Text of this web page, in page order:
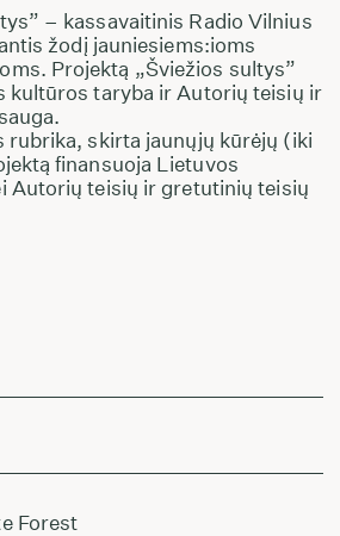
– kassavaitinis Radio Vilnius
žodį jauniesiems:ioms
Projektą „Šviežios sultys”
kultūros taryba ir Autorių teisių ir
rubrika, skirta jaunųjų kūrėjų (iki
finansuoja Lietuvos
Autorių teisių ir gretutinių teisių
Forest